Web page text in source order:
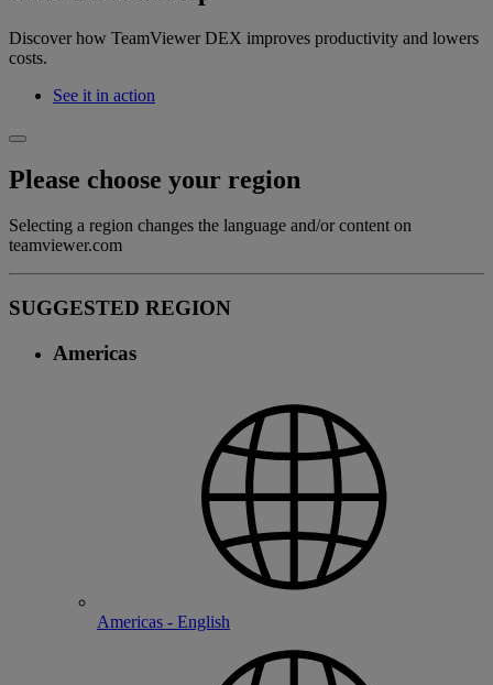
Discover how TeamViewer DEX improves productivity and lowers
costs.
See it in action
Please choose your region
Selecting a region changes the language and/or content on
teamviewer.com
SUGGESTED REGION
Americas
Americas - English